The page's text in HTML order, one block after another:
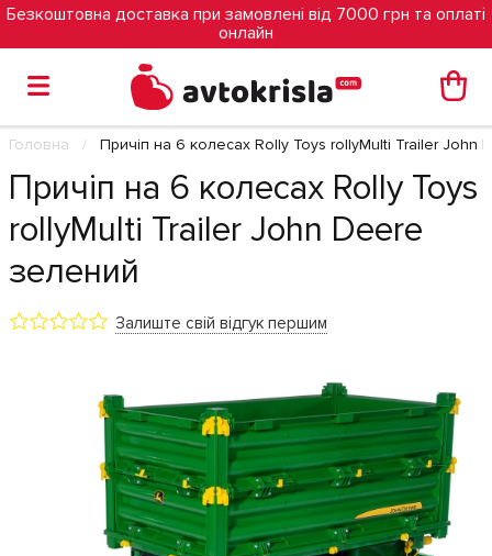
Безкоштовна доставка при замовлені від 7000 грн та оплаті
онлайн
Головна Причіп на 6 колесах Rolly Toys rollyMulti Trailer John
Причіп на 6 колесах Rolly Toys
rollyMulti Trailer John Deere
зелений
Залиште свій відгук першим